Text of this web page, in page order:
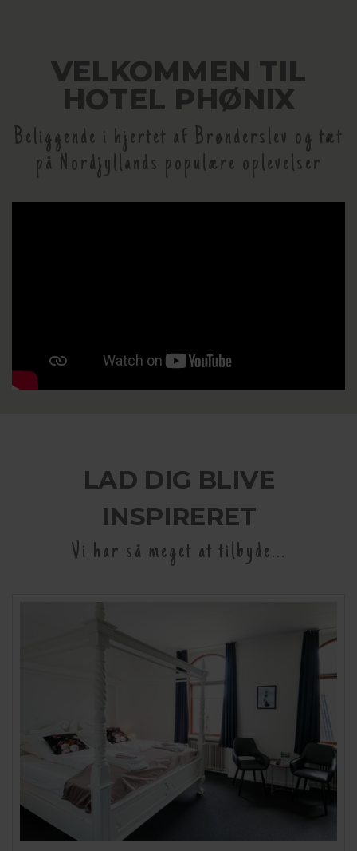
VELKOMMEN TIL
HOTEL PHØNIX
Beliggende i hjertet af Brønderslev og tæt
på Nordjyllands populære oplevelser
LAD DIG BLIVE
INSPIRERET
Vi har så meget at tilbyde...